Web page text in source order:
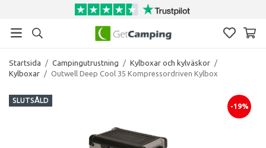
Startsida / Campingutrustning / Kylboxar och kylväskor /
Kylboxar / Outwell Deep Cool 35 Kompressordriven Kylbox
SLUTSÅLD
-19%